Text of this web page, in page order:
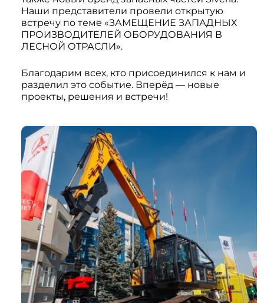
Наши представители провели открытую
встречу по теме «ЗАМЕЩЕНИЕ ЗАПАДНЫХ
ПРОИЗВОДИТЕЛЕЙ ОБОРУДОВАНИЯ В
ЛЕСНОЙ ОТРАСЛИ».
Благодарим всех, кто присоединился к нам и
разделил это событие. Вперёд — новые
проекты, решения и встречи!
Системы 3D нивелирования
Мини-погрузчики
Грейферные захваты
Посевная техника